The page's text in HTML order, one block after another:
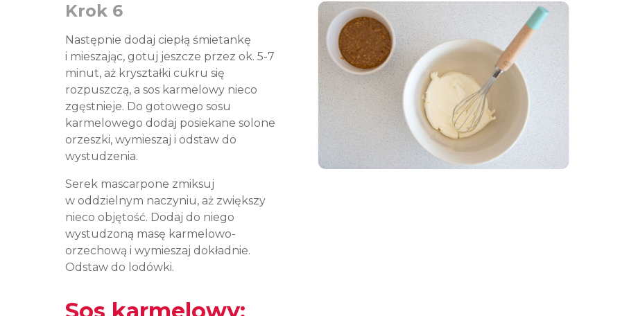
Krok 6
Następnie dodaj ciepłą śmietankę
i mieszając, gotuj jeszcze przez ok. 5-7
minut, aż kryształki cukru się
rozpuszczą, a sos karmelowy nieco
zgęstnieje. Do gotowego sosu
karmelowego dodaj posiekane solone
orzeszki, wymieszaj i odstaw do
wystudzenia.
Serek mascarpone zmiksuj
w oddzielnym naczyniu, aż zwiększy
nieco objętość. Dodaj do niego
wystudzoną masę karmelowo-
orzechową i wymieszaj dokładnie.
Odstaw do lodówki.